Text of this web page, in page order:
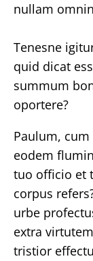
nullam
Tenesne
quid dicat
summum
oportere?
Paulum,
eodem
tuo officio et
corpus
urbe
extra
tristior